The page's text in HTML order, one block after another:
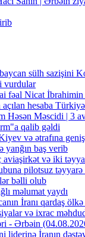
sülh sazişini
vurdular
fəal Nicat İbrahimin
hesaba
Həsən Məscidi | 3
qalib gəldi
və ətrafına
yanğın baş verib
və iki
pilotsuz
bəlli olub
məlumat yaydı
İranı qardaş
və ixrac
- Ərbəin
İranın